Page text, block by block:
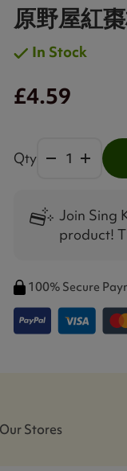
原野屋紅
In Stock
£4.59
Qty
Join Sing
product!
100% Secure
Stores